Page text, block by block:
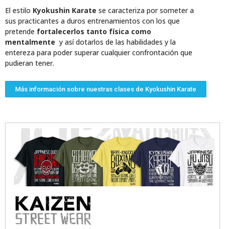
El estilo Kyokushin Karate se caracteriza por someter a
sus practicantes a duros entrenamientos con los que
pretende fortalecerlos tanto física como
mentalmente y así dotarlos de las habilidades y la
entereza para poder superar cualquier confrontación que
pudieran tener.
Más información sobre nuestras clases de Kyokushin Karate